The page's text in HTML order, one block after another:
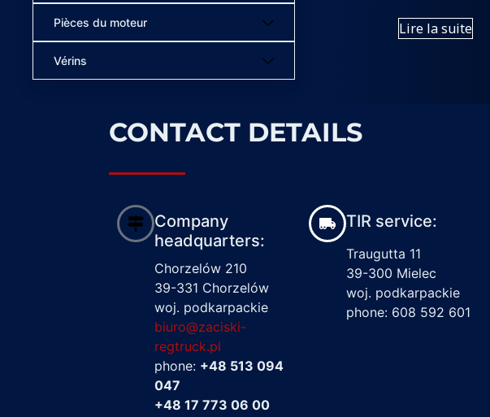
Pièces du moteur
Vérins
Lire la suite
CONTACT DETAILS
Company
headquarters:
Chorzelów 210
39-331 Chorzelów
woj. podkarpackie
biuro@zaciski-
regtruck.pl
phone: +48 513 094
047
+48 17 773 06 00
TIR service:
Traugutta 11
39-300 Mielec
woj. podkarpackie
phone: 608 592 601